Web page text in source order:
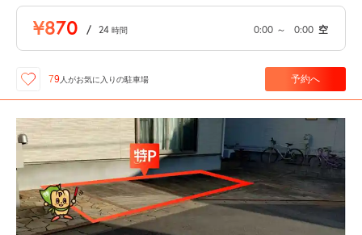
¥870 / 24 時間 0:00 ～ 0:00 空
79人がお気に入りの駐車場 予約へ